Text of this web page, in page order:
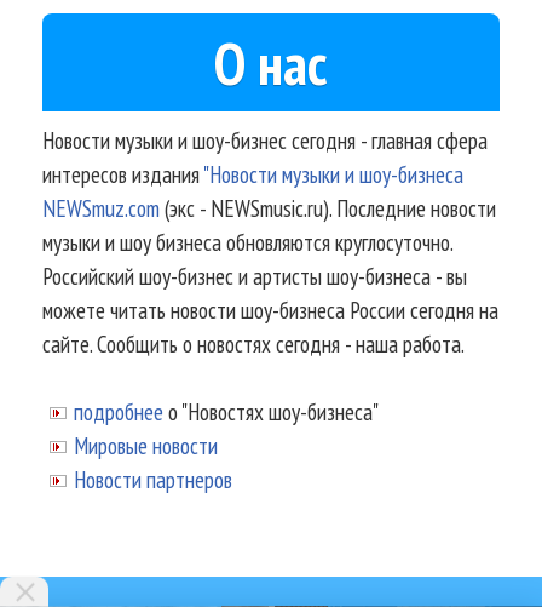
О нас
Новости музыки и шоу-бизнес сегодня - главная сфера
интересов издания"Новости музыки и шоу-бизнеса
NEWSmuz.com(экс - NEWSmusic.ru). Последние новости
музыки и шоу бизнеса обновляются круглосуточно.
Российский шоу-бизнес и артисты шоу-бизнеса - вы
можете читать новости шоу-бизнеса России сегодня на
сайте. Сообщить о новостях сегодня - наша работа.
подробнее о "Новостях шоу-бизнеса"
Мировые новости
Новости партнеров